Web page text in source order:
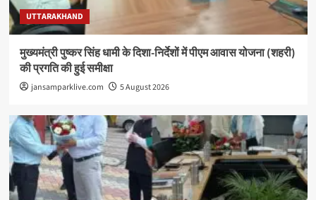
UTTARAKHAND
मुख्यमंत्री पुष्कर सिंह धामी के दिशा-निर्देशों में पीएम आवास योजना (शहरी)
की प्रगति की हुई समीक्षा
jansamparklive.com 5 August 2026